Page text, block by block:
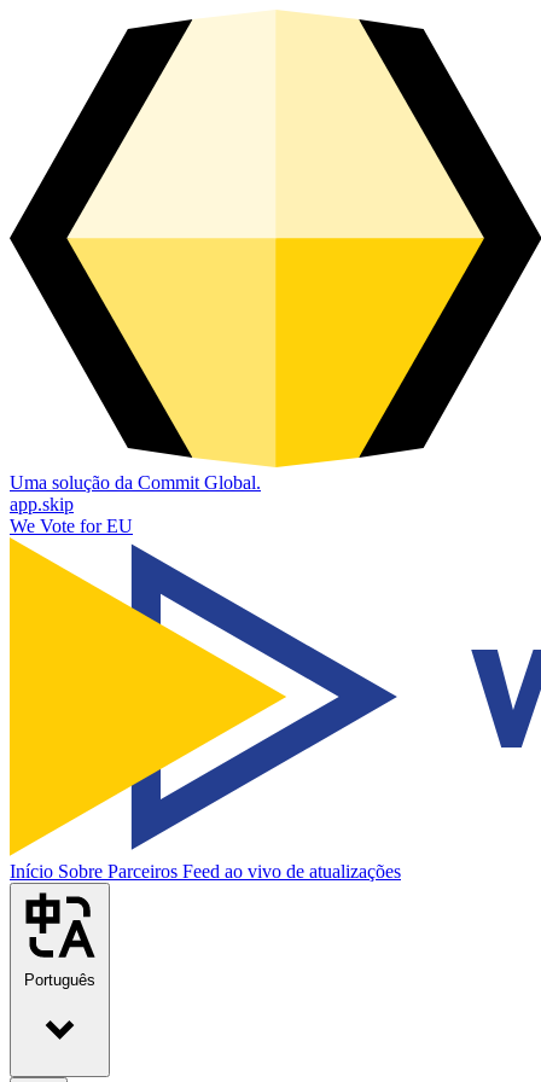
Uma solução da Commit Global.
app.skip
We Vote for EU
Início Sobre Parceiros Feed ao vivo de atualizações
Português